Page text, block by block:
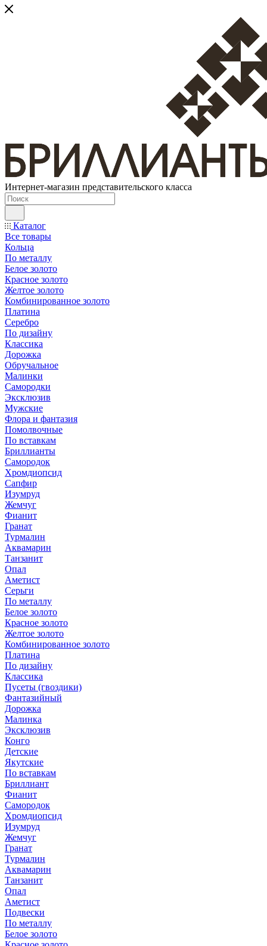
Интернет-магазин представительского класса
Каталог
Все товары
Кольца
По металлу
Белое золото
Красное золото
Желтое золото
Комбинированное золото
Платина
Серебро
По дизайну
Классика
Дорожка
Обручальное
Малинки
Самородки
Эксклюзив
Мужские
Флора и фантазия
Помолвочные
По вставкам
Бриллианты
Самородок
Хромдиопсид
Сапфир
Изумруд
Жемчуг
Фианит
Гранат
Турмалин
Аквамарин
Танзанит
Опал
Аметист
Серьги
По металлу
Белое золото
Красное золото
Желтое золото
Комбинированное золото
Платина
По дизайну
Классика
Пусеты (гвоздики)
Фантазийный
Дорожка
Малинка
Эксклюзив
Конго
Детские
Якутские
По вставкам
Бриллиант
Фианит
Самородок
Хромдиопсид
Изумруд
Жемчуг
Гранат
Турмалин
Аквамарин
Танзанит
Опал
Аметист
Подвески
По металлу
Белое золото